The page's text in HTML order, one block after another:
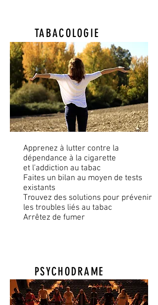
TABACOLOGIE
Apprenez à lutter contre la
dépendance à la cigarette
et l'addiction au tabac
Faites un bilan au moyen de tests
existants
Trouvez des solutions pour prévenir
les troubles liés au tabac
Arrêtez de fumer
PSYCHODRAME